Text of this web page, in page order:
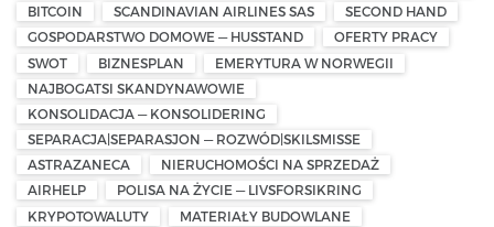
BITCOIN
SCANDINAVIAN AIRLINES SAS
SECOND HAND
GOSPODARSTWO DOMOWE — HUSSTAND
OFERTY PRACY
SWOT
BIZNESPLAN
EMERYTURA W NORWEGII
NAJBOGATSI SKANDYNAWOWIE
KONSOLIDACJA — KONSOLIDERING
SEPARACJA|SEPARASJON — ROZWÓD|SKILSMISSE
ASTRAZANECA
NIERUCHOMOŚCI NA SPRZEDAŻ
AIRHELP
POLISA NA ŻYCIE — LIVSFORSIKRING
KRYPOTOWALUTY
MATERIAŁY BUDOWLANE